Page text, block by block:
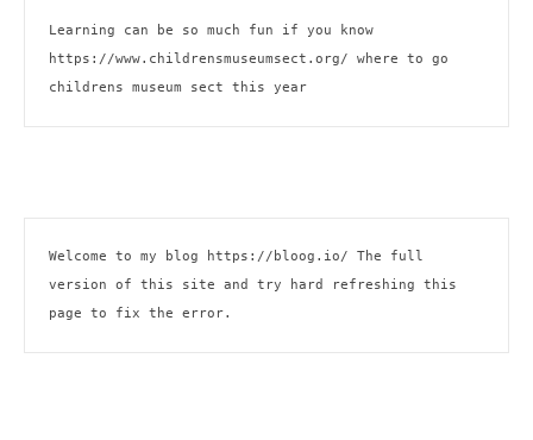
https://www.childrensmuseumsect.org/ where to go
childrens museum sect this year
Welcome to my blog https://bloog.io/ The full
version of this site and try hard refreshing this
page to fix the error.